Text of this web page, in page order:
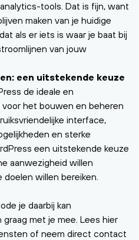
tools. Dat is fijn, want
maken van je huidige
als er iets is waar je baat bij
van jouw
een uitstekende keuze
de ideale en
het bouwen en beheren
interface,
en sterke
een uitstekende keuze
aanwezigheid willen
doelen willen bereiken.
je daarbij kan
met je mee. Lees hier
of neem direct contact